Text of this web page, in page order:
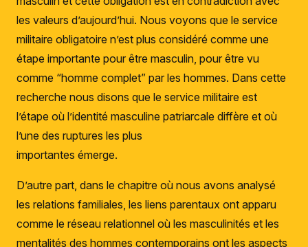
les valeurs d’aujourd’hui. Nous voyons que le service
militaire obligatoire n’est plus considéré comme une
étape importante pour être masculin, pour être vu
comme “homme complet” par les hommes. Dans cette
recherche nous disons que le service militaire est
l’étape où l’identité masculine patriarcale diffère et où
l’une des ruptures les plus
importantes émerge.
D’autre part, dans le chapitre où nous avons analysé
les relations familiales, les liens parentaux ont apparu
comme le réseau relationnel où les masculinités et les
mentalités des hommes contemporains ont les aspects